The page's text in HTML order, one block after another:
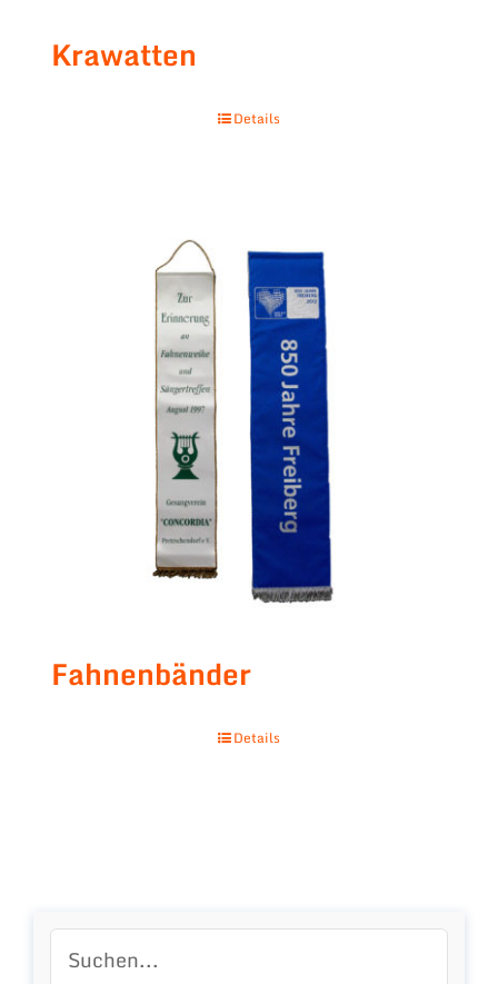
Krawatten
Details
Fahnenbänder
Details